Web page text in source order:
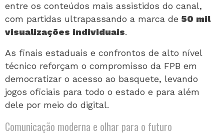
entre os conteúdos mais assistidos do canal,
com partidas ultrapassando a marca de 50 mil
visualizações individuais.
As finais estaduais e confrontos de alto nível
técnico reforçam o compromisso da FPB em
democratizar o acesso ao basquete, levando
jogos oficiais para todo o estado e para além
dele por meio do digital.
Comunicação moderna e olhar para o futuro